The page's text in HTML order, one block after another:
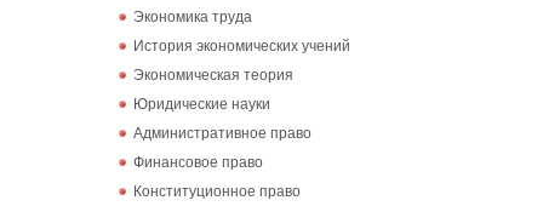
Экономика труда
История экономических учений
Экономическая теория
Юридические науки
Административное право
Финансовое право
Конституционное право